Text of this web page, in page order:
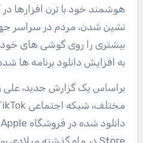
هوشمند خود با ترن افزارها در
نشین شدن، مردم در سراسر
بیشتری را روی گوشی های خود
به افزایش دانلود برنامه ها
براساس یک گزارش جدید،
Store در ماه گذشته میلادی بوده است.